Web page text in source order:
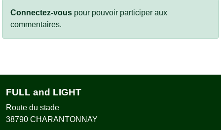
Connectez-vous pour pouvoir participer aux
commentaires.
FULL and LIGHT
Route du stade
38790 CHARANTONNAY